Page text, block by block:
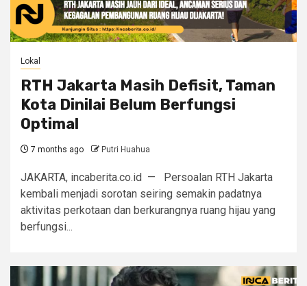
Lokal
RTH Jakarta Masih Defisit, Taman
Kota Dinilai Belum Berfungsi
Optimal
7 months ago Putri Huahua
JAKARTA, incaberita.co.id — Persoalan RTH Jakarta
kembali menjadi sorotan seiring semakin padatnya
aktivitas perkotaan dan berkurangnya ruang hijau yang
berfungsi...